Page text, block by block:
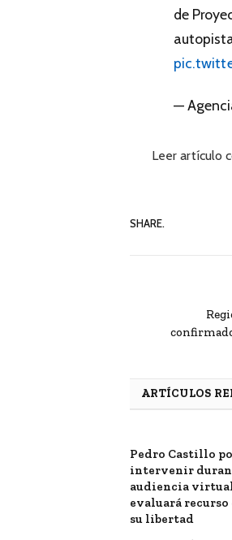
de
—
Leer artículo
SHARE.
ARTÍCULOS
Pedro Castillo
intervenir
audiencia
evaluará recurso
su libertad